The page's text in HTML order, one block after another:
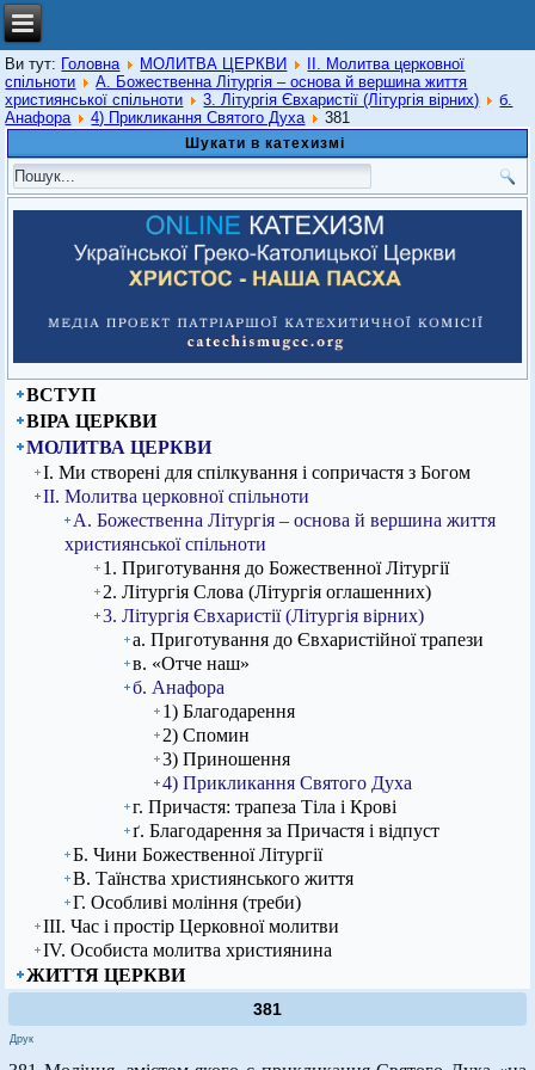
Ви тут: Головна МОЛИТВА ЦЕРКВИ
ІІ. Молитва церковної
спільноти
А. Божественна Літургія – основа й вершина життя
християнської спільноти
3. Літургія Євхаристії (Літургія вірних)
б.
Анафора
4) Прикликання Святого Духа 381
Шукати в катехизмі
ВСТУП
ВІРА ЦЕРКВИ
МОЛИТВА ЦЕРКВИ
І. Ми створені для спілкування і сопричастя з Богом
ІІ. Молитва церковної спільноти
А. Божественна Літургія – основа й вершина життя
християнської спільноти
1. Приготування до Божественної Літургії
2. Літургія Слова (Літургія оглашенних)
3. Літургія Євхаристії (Літургія вірних)
а. Приготування до Євхаристійної трапези
в. «Отче наш»
б. Анафора
1) Благодарення
2) Спомин
3) Приношення
4) Прикликання Святого Духа
г. Причастя: трапеза Тіла і Крові
ґ. Благодарення за Причастя і відпуст
Б. Чини Божественної Літургії
В. Таїнства християнського життя
Г. Особливі моління (треби)
ІІІ. Час і простір Церковної молитви
ІV. Особиста молитва християнина
ЖИТТЯ ЦЕРКВИ
381
Друк